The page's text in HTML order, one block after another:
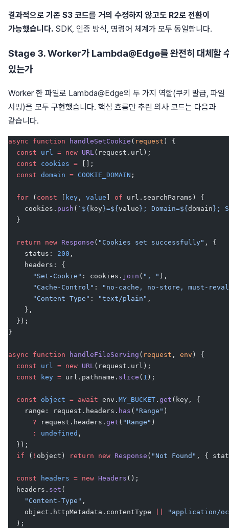
결과적으로 기존 S3 코드를 거의 수정하지 않고도 R2로 전환이
가능했습니다. SDK, 인증 방식, 명령어 체계가 모두 동일합니다.
Stage 3. Worker가 Lambda@Edge를 완전히 대체할
있는가
Worker 한 파일로 Lambda@Edge의 두 가지 역할(쿠키 발급, 파일
서빙)을 모두 구현했습니다. 핵심 흐름만 추린 의사 코드는 다음과
같습니다.
async function handleSetCookie ( request ) {
  const
url = new URL(request.url);
  const
cookies = [];
  const
domain = COOKIE_DOMAIN ;
  for
( const key , value of url.searchParams) {
    cookies.
push ( `${ key }=${ value }; Domain=${ domain };
  }
  return
new Response ( "Cookies set successfully" , {
    status:
200 ,
    headers: {
      "Set-Cookie"
: cookies. join ( ", " ),
      "Cache-Control"
:
"no-cache, no-store, must-
      "Content-Type"
: "text/plain" ,
    },
  });
}
async function handleFileServing ( request , env ) {
  const
url = new URL(request.url);
  const
key = url.pathname. slice ( 1 );
  const
object = await env. MY_BUCKET . get (key, {
    range: request.headers.
has ( "Range" )
      ?
request.headers. get ( "Range" )
      :
undefined ,
  });
  if
( ! object) return new Response ( "Not Found" , {
  const
headers = new Headers ();
  headers.
set (
    "Content-Type"
,
    object.httpMetadata.contentType
"application/
  );